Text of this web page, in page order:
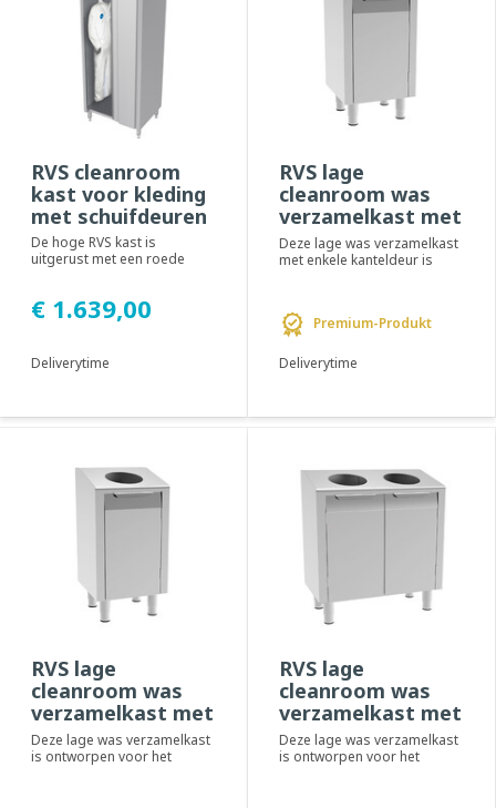
RVS cleanroom
kast voor kleding
met schuifdeuren
De hoge RVS kast is
uitgerust met een roede
€ 1.639,00
Deliverytime
RVS lage
cleanroom was
verzamelkast met
enkele
kanteldeur-
Deze lage was verzamelkast
met enkele kanteldeur is
Premium-Produkt
Deliverytime
RVS lage
cleanroom was
verzamelkast met
draaideur -
PREMIUM
Deze lage was verzamelkast
is ontworpen voor het
RVS lage
cleanroom was
verzamelkast met
draaideuren -
PREMIUM
Deze lage was verzamelkast
is ontworpen voor het